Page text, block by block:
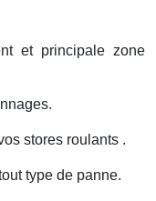
et principale zone
stores roulants .
type de panne.